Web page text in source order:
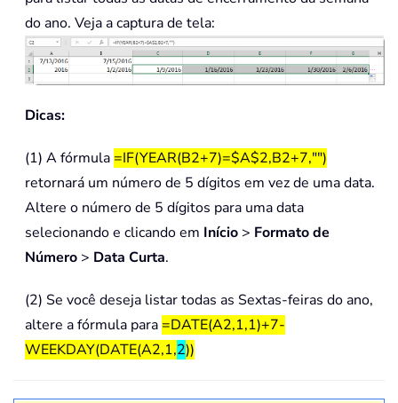
do ano. Veja a captura de tela:
Dicas:
(1) A fórmula =IF(YEAR(B2+7)=$A$2,B2+7,"")
retornará um número de 5 dígitos em vez de uma data.
Altere o número de 5 dígitos para uma data
selecionando e clicando em Início > Formato de
Número > Data Curta.
(2) Se você deseja listar todas as Sextas-feiras do ano,
altere a fórmula para =DATE(A2,1,1)+7-
WEEKDAY(DATE(A2,1,2))